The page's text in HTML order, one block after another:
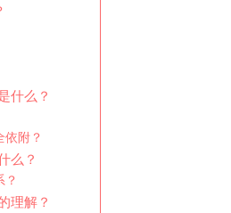
什么？
附？
么？
？
理解？